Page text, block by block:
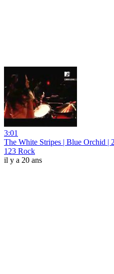
3:01
The White Stripes | Blue Orchid |
123 Rock
il y a 20 ans